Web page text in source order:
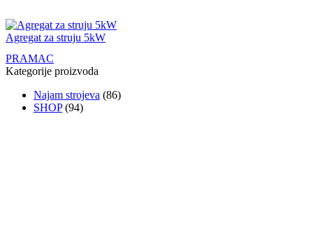
Agregat za struju 5kW
PRAMAC
Kategorije proizvoda
Najam strojeva (86)
SHOP (94)